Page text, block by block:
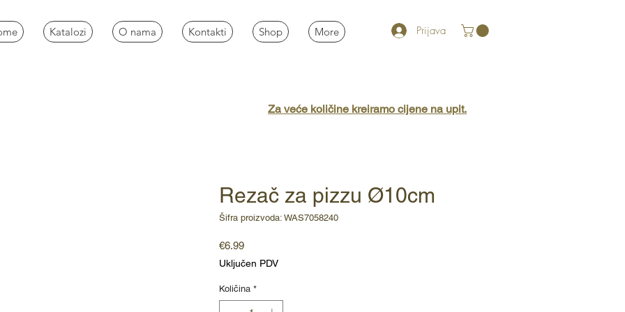
Katalozi O nama Kontakti Shop More Prijava
Rezač za pizzu Ø10cm
Šifra proizvoda: WAS7058240
€6.99Cijena
Uključen PDV
Količina *
Za veće količine kreiramo cijene na upit.